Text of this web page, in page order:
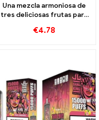
Una mezcla armoniosa de
tres deliciosas frutas para
digital BANG KING 15000
€4.78